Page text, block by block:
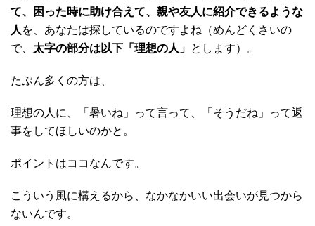
て、困った時に助け合えて、親や友人に紹介できるような
人 を、あなたは探しているのですよね（めんどくさいの
で、 太字の部分は以下「理想の人」 とします）。
たぶん多くの方は、
理想の人に、「暑いね」って言って、「そうだね」って返
事をしてほしいのかと。
ポイントはココなんです。
こういう風に構えるから、なかなかいい出会いが見つから
ないんです。